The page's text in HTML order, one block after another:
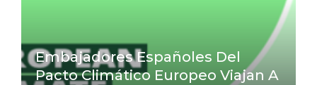
Embajadores Españoles Del
Pacto Climático Europeo Viajan A